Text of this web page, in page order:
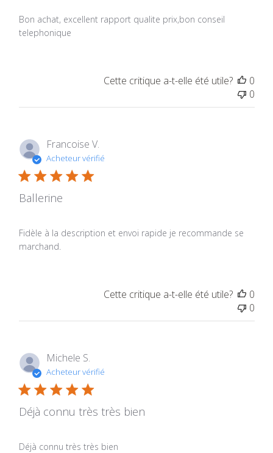
Bon achat, excellent rapport qualite prix,bon conseil
telephonique
Cette critique a-t-elle été utile?
0
0
Francoise V.
Acheteur vérifié
Ballerine
Fidèle à la description et envoi rapide je recommande se
marchand.
Cette critique a-t-elle été utile?
0
0
Michele S.
Acheteur vérifié
Déjà connu très très bien
Déjà connu très très bien